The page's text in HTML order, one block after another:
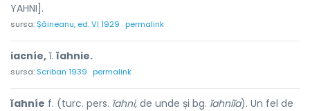
YAHNI].
sursa:Șăineanu, ed. VI 1929 permalink
iacníe, ĭ. ĭahnie.
sursa: Scriban 1939 permalink
ĭahníe f. (turc. pers. ĭahni, de unde și bg. ĭahniĭa). Un fel de